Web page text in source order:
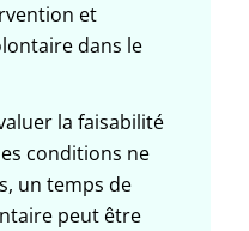
et
dans le
la faisabilité
conditions ne
un temps de
peut être